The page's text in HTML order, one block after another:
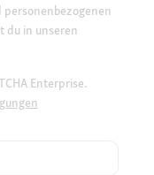
du in unseren
Enterprise.